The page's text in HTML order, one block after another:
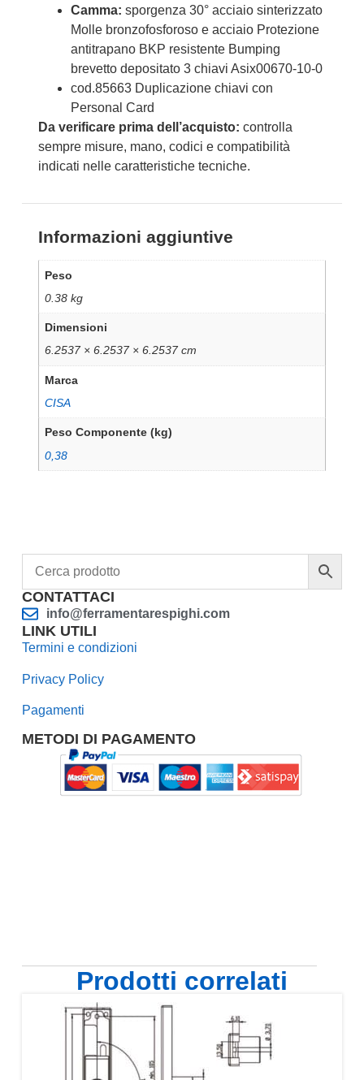
Camma: sporgenza 30° acciaio sinterizzato
Molle bronzofosforoso e acciaio Protezione
antitrapano BKP resistente Bumping
brevetto depositato 3 chiavi Asix00670-10-0
cod.85663 Duplicazione chiavi con
Personal Card
Da verificare prima dell’acquisto: controlla
sempre misure, mano, codici e compatibilità
indicati nelle caratteristiche tecniche.
Informazioni aggiuntive
Peso
0.38 kg
Dimensioni
6.2537 × 6.2537 × 6.2537 cm
Marca
CISA
Peso Componente (kg)
0,38
CONTATTACI
info@ferramentarespighi.com
LINK UTILI
Termini e condizioni
Privacy Policy
Pagamenti
METODI DI PAGAMENTO
Prodotti correlati